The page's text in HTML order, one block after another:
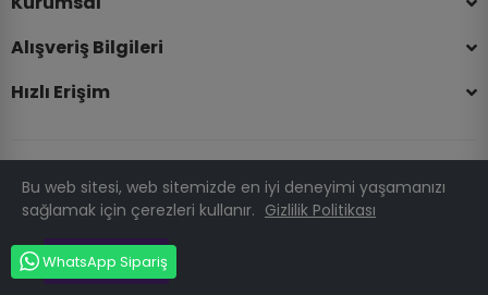
Alışveriş Bilgileri
Hızlı Erişim
© 2025 Telif Hakkı Hobizubi.com . Tüm Hakları Saklıdır.
Bu web sitesi, web sitemizde en iyi deneyimi yaşamanızı
sağlamak için çerezleri kullanır. Gizlilik Politikası
Anladım
WhatsApp Sipariş